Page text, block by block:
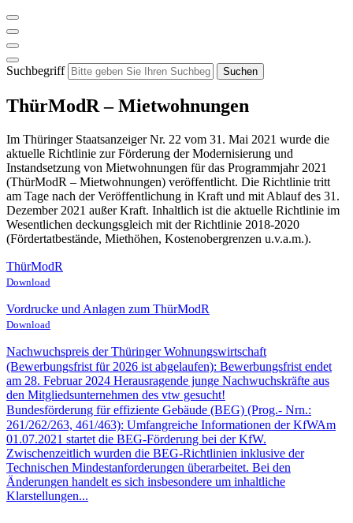
Suchbegriff Suchen
ThürModR – Mietwohnungen
Im Thüringer Staatsanzeiger Nr. 22 vom 31. Mai 2021 wurde die
aktuelle Richtlinie zur Förderung der Modernisierung und
Instandsetzung von Mietwohnungen für das Programmjahr 2021
(ThürModR – Mietwohnungen) veröffentlicht. Die Richtlinie tritt
am Tage nach der Veröffentlichung in Kraft und mit Ablauf des 31.
Dezember 2021 außer Kraft. Inhaltlich ist die aktuelle Richtlinie im
Wesentlichen deckungsgleich mit der Richtlinie 2018-2020
(Fördertatbestände, Miethöhen, Kostenobergrenzen u.v.a.m.).
ThürModR
Download
Vordrucke und Anlagen zum ThürModR
Download
Nachwuchspreis der Thüringer Wohnungswirtschaft
(Bewerbungsfrist für 2026 ist abgelaufen): Bewerbungsfrist endet
am 28. Februar 2024 Herausragende junge Nachwuchskräfte aus
den Mitgliedsunternehmen des vtw gesucht!
Bundesförderung für effiziente Gebäude (BEG) (Prog.- Nrn.:
261/262/263, 461/463): Umfangreiche Informationen der KfWAm
01.07.2021 startet die BEG-Förderung bei der KfW.
Zwischenzeitlich wurden die BEG-Richtlinien inklusive der
Technischen Mindestanforderungen überarbeitet. Bei den
Änderungen handelt es sich insbesondere um inhaltliche
Klarstellungen...